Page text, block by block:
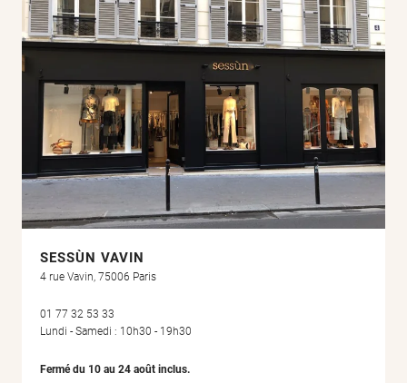
SESSÙN VAVIN
4 rue Vavin, 75006 Paris
01 77 32 53 33
Lundi - Samedi : 10h30 - 19h30
Fermé du 10 au 24 août inclus.